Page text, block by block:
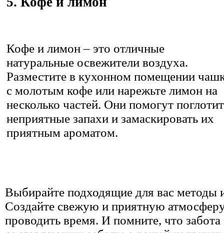
Кофе и лимон – это отличные
натуральные освежители воздуха.
Разместите в кухонном помещении
с молотым кофе или нарежьте лимон на
несколько частей. Они помогут
неприятные запахи и замаскировать их
приятным ароматом.
Выбирайте подходящие для вас методы
Создайте свежую и приятную
проводить время. И помните, что